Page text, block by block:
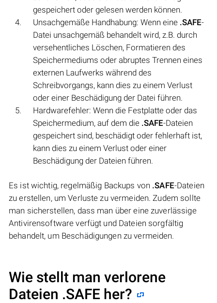
gespeichert oder gelesen werden können.
Unsachgemäße Handhabung: Wenn eine .SAFE-
Datei unsachgemäß behandelt wird, z.B. durch
versehentliches Löschen, Formatieren des
Speichermediums oder abruptes Trennen eines
externen Laufwerks während des
Schreibvorgangs, kann dies zu einem Verlust
oder einer Beschädigung der Datei führen.
Hardwarefehler: Wenn die Festplatte oder das
Speichermedium, auf dem die .SAFE-Dateien
gespeichert sind, beschädigt oder fehlerhaft ist,
kann dies zu einem Verlust oder einer
Beschädigung der Dateien führen.
Es ist wichtig, regelmäßig Backups von .SAFE-Dateien
zu erstellen, um Verluste zu vermeiden. Zudem sollte
man sicherstellen, dass man über eine zuverlässige
Antivirensoftware verfügt und Dateien sorgfältig
behandelt, um Beschädigungen zu vermeiden.
Wie stellt man verlorene
Dateien .SAFE her?